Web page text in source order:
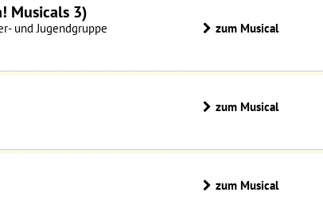
Musicals 3)
und Jugendgruppe
zum Musical
zum Musical
zum Musical